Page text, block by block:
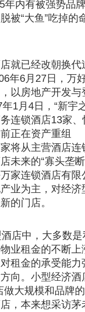
年内有被强势品
被“大鱼”吃掉的
已经改朝换代
年6月27日，万
以房地产开发
1月4日，“新宇
连锁酒店13家
正在资产重组
将从主营酒店
未来的“寡头垄
家连锁酒店有
业为主，对经
的门店。
中，大多数是
业租金的不断
租金的承受能
向。小型经济
做大规模和品牌
，本来想采访